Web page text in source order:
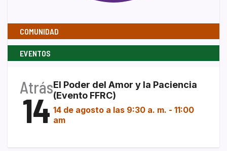
COMUNIDAD
EVENTOS
Atrás
14
El Poder del Amor y la Paciencia
(Evento FFRC)
14 de agosto a las 9:30 a. m. - 11:00
am